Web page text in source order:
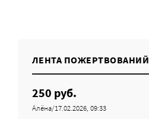
ЛЕНТА ПОЖЕРТВОВАНИЙ
250 руб.
Алёна/17.02.2026, 09:33